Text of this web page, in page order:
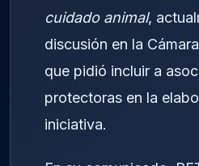
cuidado animal,
discusión en la
que pidió incluir a
protectoras en la
iniciativa.